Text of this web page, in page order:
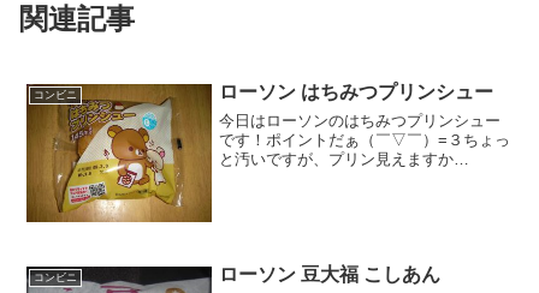
関連記事
コンビニ ローソン はちみつプリンシュー
今日はローソンのはちみつプリンシュー
です！ポイントだぁ（￣▽￣）=３ちょっ
と汚いですが、プリン見えますか
コンビニ ローソン 豆大福 こしあん